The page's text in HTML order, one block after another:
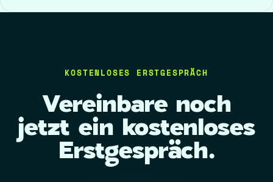
KOSTENLOSES ERSTGESPRÄCH
Vereinbare noch
jetzt ein kostenloses
Erstgespräch.